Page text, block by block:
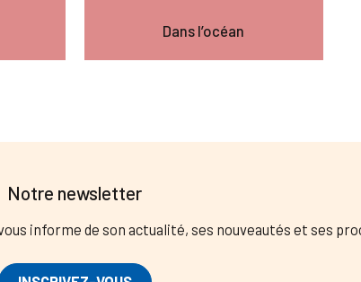
Dans l’océan
Notre newsletter
informe de son actualité, ses nouveautés et ses